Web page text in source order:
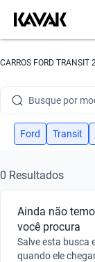
CARROS FORD
Busque por
Busque por
Busque por
Busque por
Busque por
Ford Transit
0 Resultados
Ainda não
você procura
Salve esta busca
quando ele